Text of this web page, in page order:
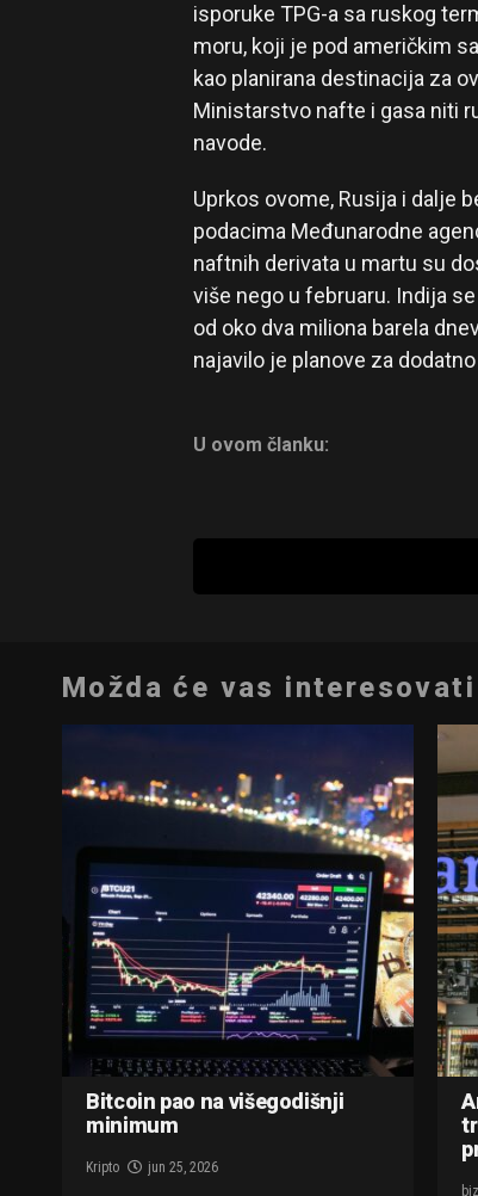
isporuke TPG-a sa ruskog
moru, koji je pod američkim
kao planirana destinacija za
Ministarstvo nafte i gasa niti
navode.
Uprkos ovome, Rusija i dalje
podacima Međunarodne
naftnih derivata u martu su
više nego u februaru. Indija
od oko dva miliona barela
najavilo je planove za
U ovom članku:
Možda će vas interesovati
Bitcoin pao na višegodišnji
minimum
Kripto jun 25, 2026